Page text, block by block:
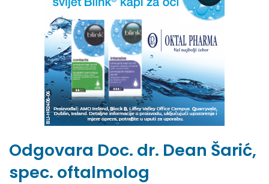
Odgovara Doc. dr. Dean Šarić,
spec. oftalmolog